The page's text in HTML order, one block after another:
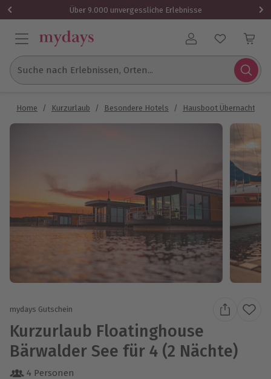
Über 9.000 unvergessliche Erlebnisse
Benutzerkonto
Suche nach Erlebnissen, Orten...
Home / Kurzurlaub / Besondere Hotels / Hausboot Übernachtung
mydays Gutschein
Kurzurlaub Floatinghouse
Bärwalder See für 4 (2 Nächte)
4 Personen